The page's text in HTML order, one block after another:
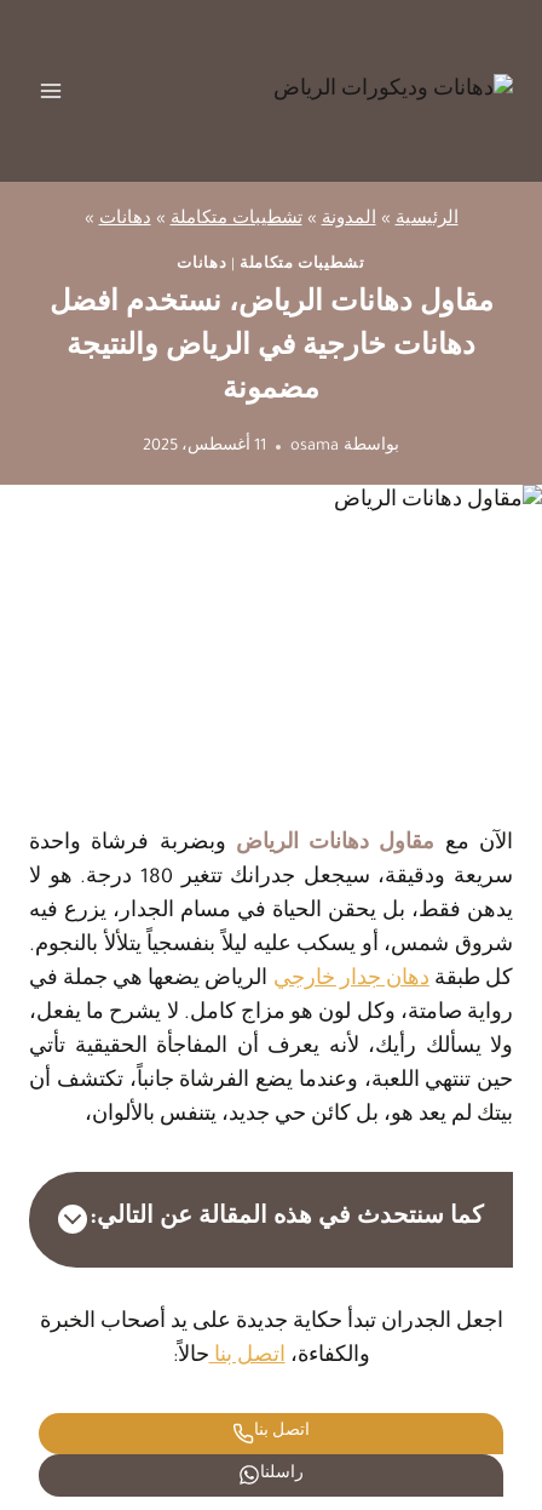
المحتوى
الرئيسية » المدونة »تشطيبات متكاملة » دهانات »
تشطيبات متكاملة دهانات
مقاول دهانات الرياض، نستخدم افضل
دهانات خارجية في الرياض والنتيجة
مضمونة
بواسطة osama 11 أغسطس، 2025
الآن مع مقاول دهانات الرياض وبضربة فرشاة واحدة
سريعة ودقيقة، سيجعل جدرانك تتغير 180 درجة. هو لا
يدهن فقط، بل يحقن الحياة في مسام الجدار، يزرع فيه
شروق شمس، أو يسكب عليه ليلاً بنفسجياً يتلألأ بالنجوم.
كل طبقةدهان جدار خارجي الرياض يضعها هي جملة في
رواية صامتة، وكل لون هو مزاج كامل. لا يشرح ما يفعل،
ولا يسألك رأيك، لأنه يعرف أن المفاجأة الحقيقية تأتي
حين تنتهي اللعبة، وعندما يضع الفرشاة جانباً، تكتشف أن
بيتك لم يعد هو، بل كائن حي جديد، يتنفس بالألوان،
كما سنتحدث في هذه المقالة عن التالي:
اجعل الجدران تبدأ حكاية جديدة على يد أصحاب الخبرة
والكفاءة،اتصل بناحالاً:
اتصل بنا
راسلنا